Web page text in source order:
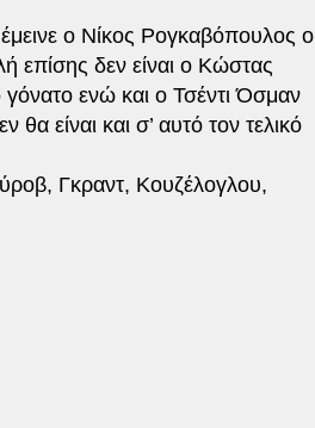
ο Νίκος Ρογκαβόπουλος ο
επίσης δεν είναι ο Κώστας
ενώ και ο Τσέντι Όσμαν
είναι και σ’ αυτό τον τελικό
Γκραντ, Κουζέλογλου,